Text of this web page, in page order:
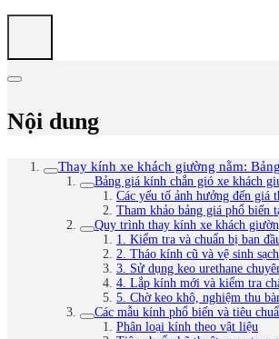
Nội dung
Thay kính xe khách giường nằm:
Bảng giá kính chắn gió xe khách
Các yếu tố ảnh hưởng đến giá
Tham khảo bảng giá phổ biến
Quy trình thay kính xe khách
1. Kiểm tra và chuẩn bị ban
2. Tháo kính cũ và vệ sinh
3. Sử dụng keo urethane
4. Lắp kính mới và kiểm tra
5. Chờ keo khô, nghiệm thu
Các mẫu kính phổ biến và tiêu
Phân loại kính theo vật liệu